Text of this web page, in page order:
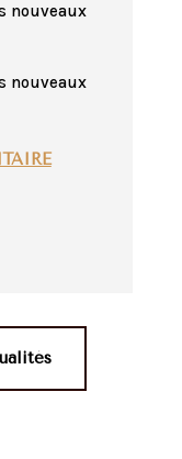
nouveaux
nouveaux